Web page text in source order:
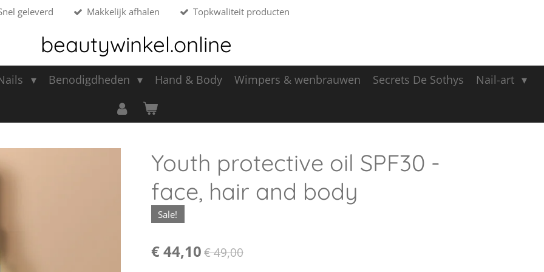
geleverd Makkelijk afhalen Topkwaliteit producten
beautywinkel.online
Benodigdheden Hand & Body Wimpers & wenbrauwen Secrets De Sothys Nail-art
Youth protective oil SPF30 -
face, hair and body
Sale!
€ 44,10€ 49,00